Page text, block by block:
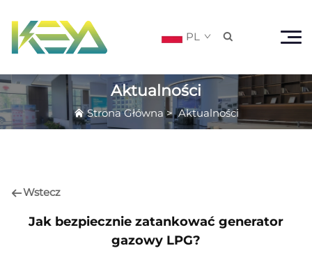
PL 
Aktualności
Strona Główna>Aktualności
Wstecz
Jak bezpiecznie zatankować generator
gazowy LPG?